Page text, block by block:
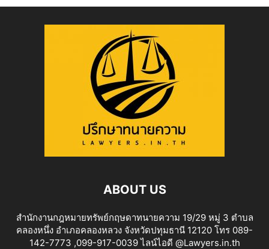
ABOUT US
สำนักงานกฎหมายทรัพย์กฤษดาทนายความ 19/29 หมู่ 3 ตำบล
คลองหนึ่ง อำเภอคลองหลวง จังหวัดปทุมธานี 12120 โทร 089-
142-7773 ,099-917-0039 ไลน์ไอดี @Lawyers.in.th